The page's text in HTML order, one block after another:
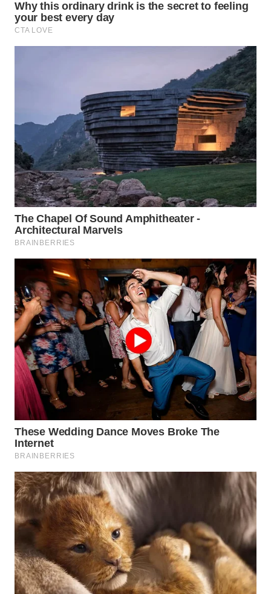
WN
PRIANGAN
TIMUR
SOLO
WN
BOROBUDUR
WN
MADURA
WN
SURABAYA
WN
NATUNA
WN
BINTAN
WN
MANDALIKA
WN
LIKUPANG
LABUANBAJO
WN
BORNEO
Wahana
Media
Group